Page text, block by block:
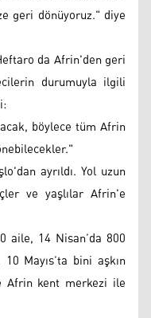
geri dönüyoruz." diye
da Afrin'den geri
durumuyla ilgili
böylece tüm Afrin
ayrıldı. Yol uzun
ve yaşlılar Afrin'e
aile, 14 Nisan’da 800
Mayıs’ta bini aşkın
Afrin kent merkezi ile